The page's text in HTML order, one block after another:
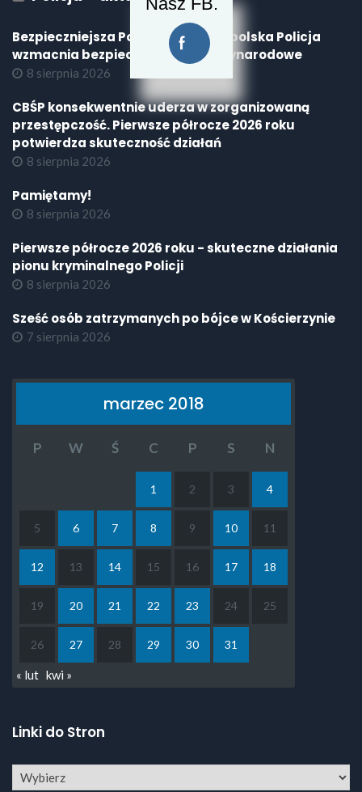
Bezpieczniejsza Polska i Europa – polska Policja
wzmacnia bezpieczeństwo międzynarodowe
8 sierpnia 2026
CBŚP konsekwentnie uderza w zorganizowaną
przestępczość. Pierwsze półrocze 2026 roku
potwierdza skuteczność działań
8 sierpnia 2026
Pamiętamy!
8 sierpnia 2026
Pierwsze półrocze 2026 roku - skuteczne działania
pionu kryminalnego Policji
8 sierpnia 2026
Sześć osób zatrzymanych po bójce w Kościerzynie
7 sierpnia 2026
marzec 2018
P W Ś C P S N
1 2 3 4
5 6 7 8 9 10 11
12 13 14 15 16 17 18
19 20 21 22 23 24 25
26 27 28 29 30 31
« lut kwi »
Linki do Stron